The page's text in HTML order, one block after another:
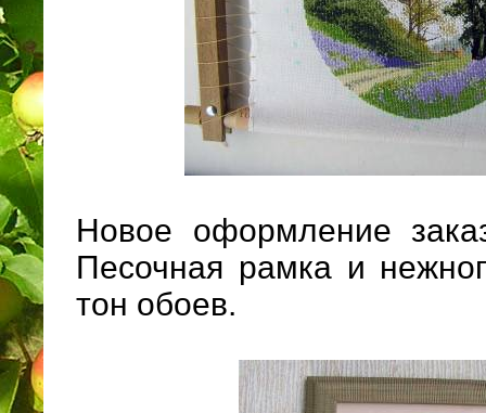
Новое оформление
Песочная рамка и
тон обоев.